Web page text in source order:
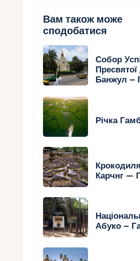
Вам також може
сподобатися
Собор
Пресвятої
Банжул –
Річка
Карчнг —
Абуко –